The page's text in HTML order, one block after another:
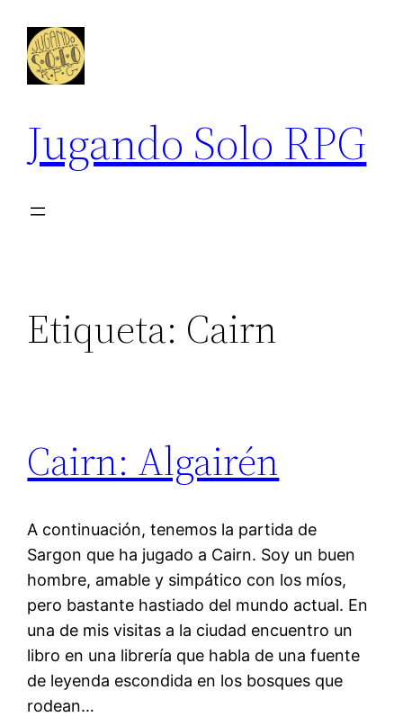
contenido
Jugando Solo RPG
Etiqueta: Cairn
Cairn: Algairén
A continuación, tenemos la partida de
Sargon que ha jugado a Cairn. Soy un buen
hombre, amable y simpático con los míos,
pero bastante hastiado del mundo actual. En
una de mis visitas a la ciudad encuentro un
libro en una librería que habla de una fuente
de leyenda escondida en los bosques que
rodean…